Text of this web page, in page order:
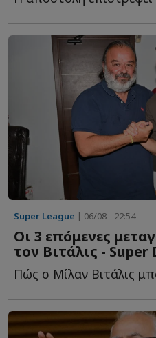
Super League | 06/08 - 22:54
Οι 3 επόμενες
τον Βιτάλις - Super